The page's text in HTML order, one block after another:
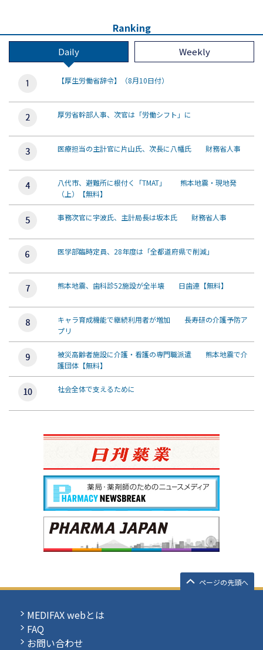
Ranking
Daily Weekly
【厚生労働省辞令】（8月10日付）
厚労省幹部人事、次官は「労働シフト」に
医療担当の主計官に片山氏、次長に八幡氏 財務省人事
八代市、避難所に根付く「TMAT」 熊本地震・現地発
（上）【無料】
事務次官に宇波氏、主計局長は坂本氏 財務省人事
医学部臨時定員、28年度は「全都道府県で削減」
熊本地震、歯科診52施設が全半壊 日歯連【無料】
キャラ育成機能で継続利用者が増加 長寿研の介護予防ア
プリ
被災高齢者施設に介護・看護の専門職派遣 熊本地震で介
護団体【無料】
社会全体で支えるために
ページの先頭へ
MEDIFAX webとは
FAQ
お問い合わせ